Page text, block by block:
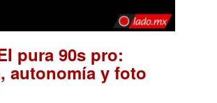
pura 90s pro:
autonomía y foto